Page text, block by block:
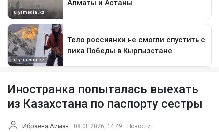
Иностранка попыталась выехать
из Казахстана по паспорту сестры
Ибраева Айман 08.08.2026, 14:49 Новости